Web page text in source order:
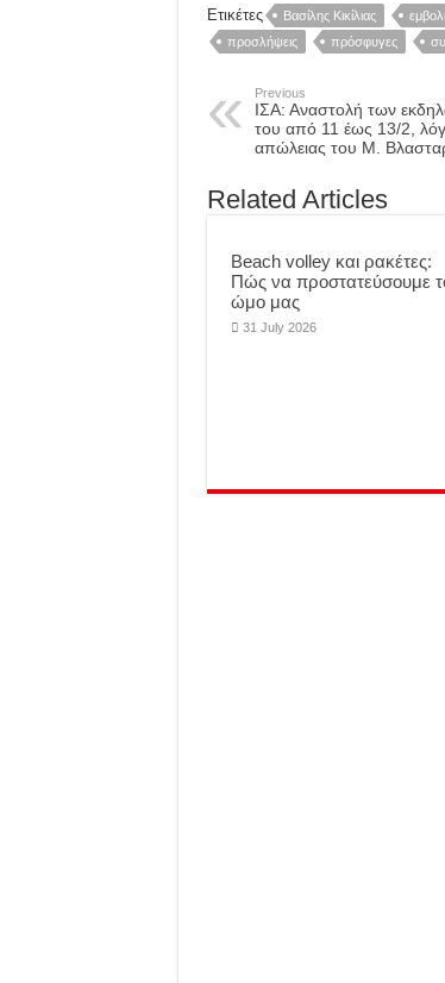
Ετικέτες Βασίλης Κικίλιας
προσλήψεις
πρόσφυγες
Previous
ΙΣΑ: Αναστολή των
του από 11 έως 13/2,
απώλειας του Μ.
Related Articles
Beach volley και ρακέτες:
Πώς να προστατεύσουμε
ώμο μας
31 July 2026